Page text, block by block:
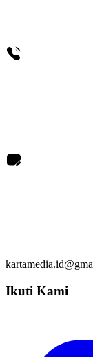
Ikuti Kami